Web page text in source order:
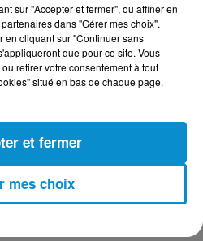
- 23/07/26
sur "Accepter et fermer", ou affiner en
dans "Gérer mes choix".
en cliquant sur "Continuer sans
que pour ce site. Vous
retirer votre consentement à tout
situé en bas de chaque page.
mes choix
et fermer